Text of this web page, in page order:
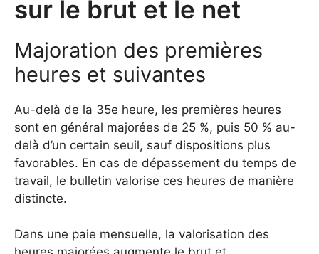
sur le brut et le net
Majoration des premières
heures et suivantes
Au-delà de la 35e heure, les premières heures
sont en général majorées de 25 %, puis 50 % au-
delà d’un certain seuil, sauf dispositions plus
favorables. En cas de dépassement du temps de
travail, le bulletin valorise ces heures de manière
distincte.
Dans une paie mensuelle, la valorisation des